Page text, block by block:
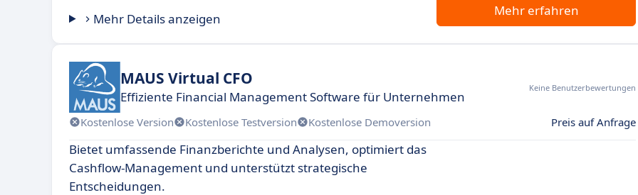
Mehr Details anzeigen
Mehr erfahren
MAUS Virtual CFO
Effiziente Financial Management Software für Unternehmen
Keine Benutzerbewertungen
Kostenlose Version Kostenlose Testversion Kostenlose Demoversion Preis auf Anfrage
Bietet umfassende Finanzberichte und Analysen, optimiert das
Cashflow-Management und unterstützt strategische
Entscheidungen.